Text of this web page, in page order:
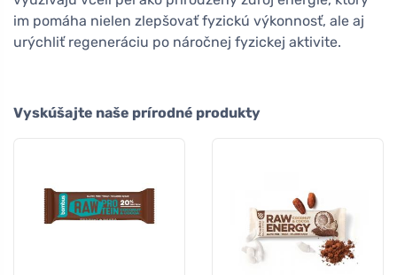
im pomáha nielen zlepšovať fyzickú výkonnosť, ale aj
urýchliť regeneráciu po náročnej fyzickej aktivite.
Vyskúšajte naše prírodné produkty